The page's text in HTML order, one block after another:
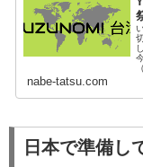
nabe-tatsu.com
日本で準備し